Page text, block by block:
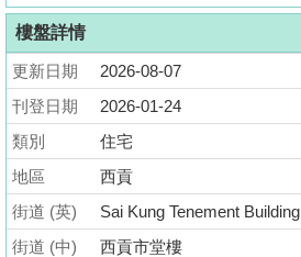
地
產
新
聞
數
據
公
佈
樓盤詳情
更新日期
2026-08-07
刊登日期
2026-01-24
類別
住宅
地區
西貢
街道 (英)
Sai Kung Tenement Building
街道 (中)
西貢市堂樓